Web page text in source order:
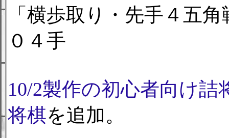
「横歩取り・先手４五
０４手
10/2製作の初心者向け詰
将棋を追加。